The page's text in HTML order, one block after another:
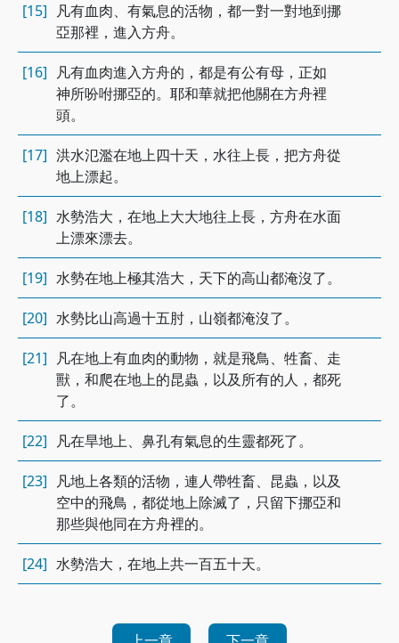
[15] 凡有血肉、有氣息的活物，都一對一對地到挪
亞那裡，進入方舟。
[16] 凡有血肉進入方舟的，都是有公有母，正如
神所吩咐挪亞的。耶和華就把他關在方舟裡
頭。
[17] 洪水氾濫在地上四十天，水往上長，把方舟從
地上漂起。
[18] 水勢浩大，在地上大大地往上長，方舟在水面
上漂來漂去。
[19] 水勢在地上極其浩大，天下的高山都淹沒了。
[20] 水勢比山高過十五肘，山嶺都淹沒了。
[21] 凡在地上有血肉的動物，就是飛鳥、牲畜、走
獸，和爬在地上的昆蟲，以及所有的人，都死
了。
[22] 凡在旱地上、鼻孔有氣息的生靈都死了。
[23] 凡地上各類的活物，連人帶牲畜、昆蟲，以及
空中的飛鳥，都從地上除滅了，只留下挪亞和
那些與他同在方舟裡的。
[24] 水勢浩大，在地上共一百五十天。